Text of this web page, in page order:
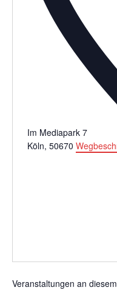
Im Mediapark 7
Köln, 50670
Veranstaltungen an